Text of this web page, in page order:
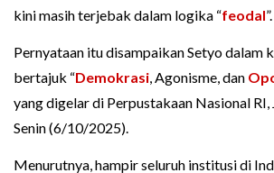
kini masih terjebak dalam logika “feodal”.
Pernyataan itu disampaikan Setyo dalam
bertajuk “Demokrasi, Agonisme, dan
yang digelar di Perpustakaan Nasional RI,
Senin (6/10/2025).
Menurutnya, hampir seluruh institusi di